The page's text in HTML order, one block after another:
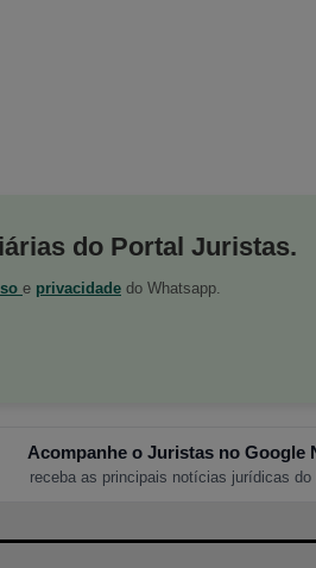
do Portal Juristas.
e privacidade do Whatsapp.
Acompanhe o Juristas no Google
receba as principais notícias jurídicas do